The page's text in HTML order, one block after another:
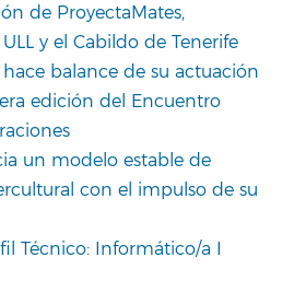
de ProyectaMates,
y el Cabildo de Tenerife
hace balance de su actuación
edición del Encuentro
un modelo estable de
con el impulso de su
Técnico: Informático/a I